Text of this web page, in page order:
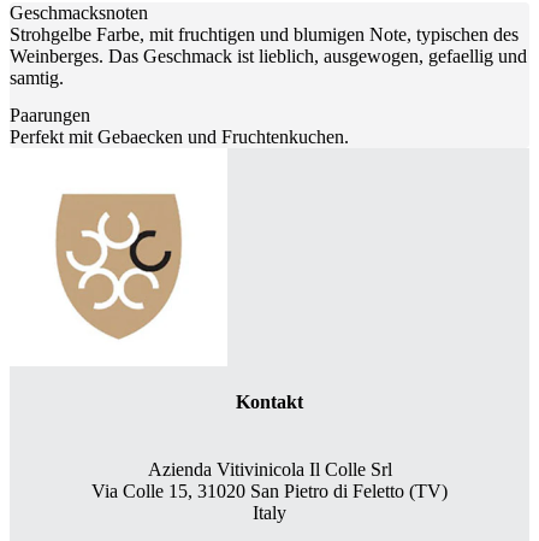
Geschmacksnoten
Strohgelbe Farbe, mit fruchtigen und blumigen Note, typischen des
Weinberges. Das Geschmack ist lieblich, ausgewogen, gefaellig und
samtig.
Paarungen
Perfekt mit Gebaecken und Fruchtenkuchen.
Kontakt
Azienda Vitivinicola Il Colle Srl
Via Colle 15, 31020 San Pietro di Feletto (TV)
Italy